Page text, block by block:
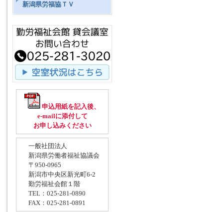
新潟県労福協ＴＶ
申込用紙を記入後、
e-mailに添付して
お申し込みください
一般社団法人
新潟県労働者福祉協議会
〒950-0965
新潟市中央区新光町6-2
勤労福祉会館１階
TEL：025-281-0890
FAX：025-281-0891